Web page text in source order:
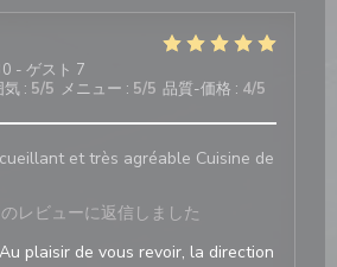
- ゲスト 7
気 : 5/5 メニュー : 5/5 品質-価格 : 4/5
et très agréable Cuisine de
レビューに返信しました
plaisir de vous revoir, la direction